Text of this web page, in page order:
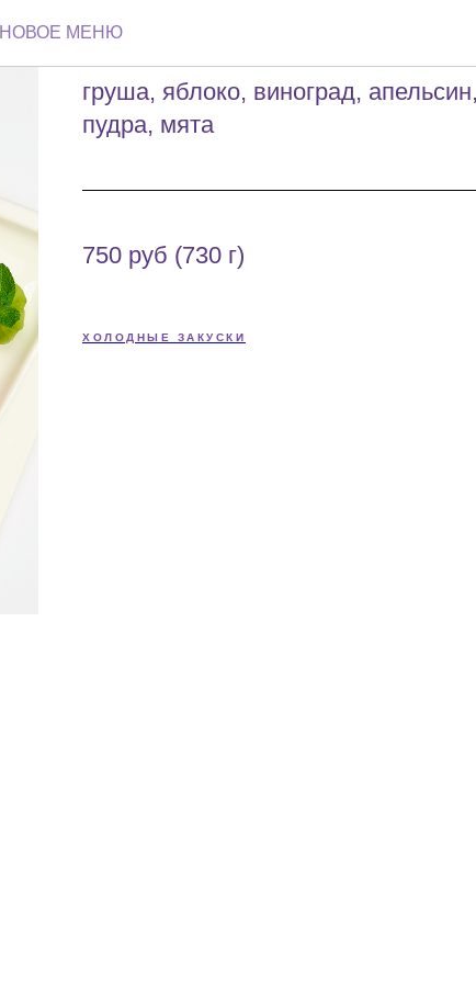
НОВОЕ МЕНЮФруктовое ассорти
груша, яблоко, виноград,
пудра, мята
750 руб (730 г)
ХОЛОДНЫЕ ЗАКУСКИ